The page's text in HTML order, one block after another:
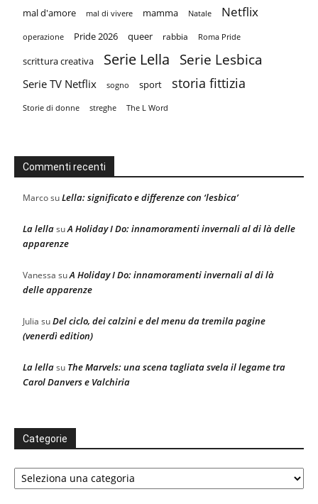
mal d'amore mal di vivere mamma Natale Netflix
operazione Pride 2026 queer rabbia Roma Pride
scrittura creativa Serie Lella Serie Lesbica
Serie TV Netflix sogno sport storia fittizia
Storie di donne streghe The L Word
Commenti recenti
MarcosuLella: significato e differenze con ‘lesbica’
La lellasuA Holiday I Do: innamoramenti invernali al di là delle
apparenze
Vanessa suA Holiday I Do: innamoramenti invernali al di là
delle apparenze
Julia suDel ciclo, dei calzini e del menu da tremila pagine
(venerdì edition)
La lellasu The Marvels: una scena tagliata svela il legame tra
Carol Danvers e Valchiria
Categorie
Categorie